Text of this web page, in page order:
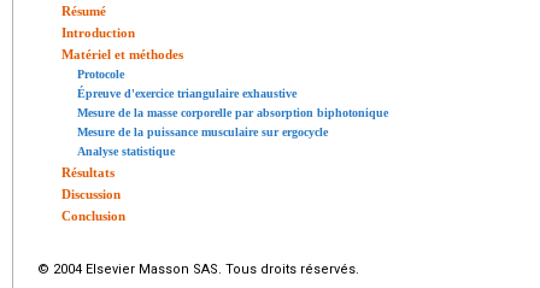
Résumé
Introduction
Matériel et méthodes
Protocole
Épreuve d'exercice triangulaire exhaustive
Mesure de la masse corporelle par absorption biphotonique
Mesure de la puissance musculaire sur ergocycle
Analyse statistique
Résultats
Discussion
Conclusion
© 2004 Elsevier Masson SAS. Tous droits réservés.